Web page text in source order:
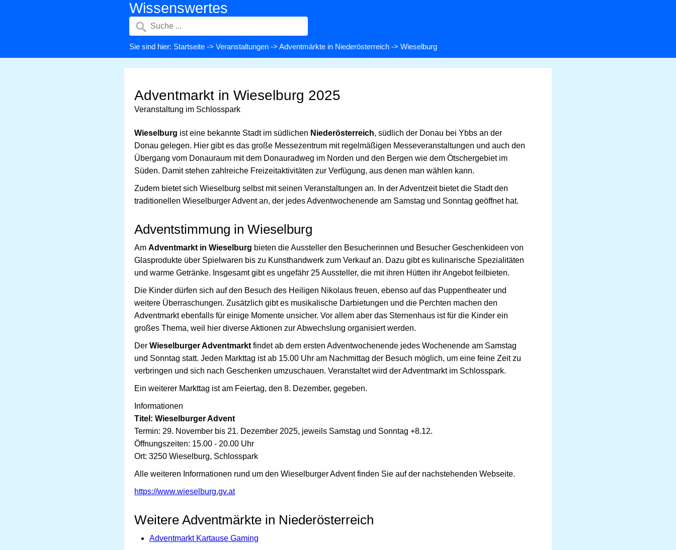
Wissenswertes
Sie sind hier: Startseite -> Veranstaltungen -> Adventmärkte in Niederösterreich -> Wieselburg
Adventmarkt in Wieselburg 2025
Veranstaltung im Schlosspark
Wieselburg ist eine bekannte Stadt im südlichen Niederösterreich, südlich der Donau bei Ybbs an der
Donau gelegen. Hier gibt es das große Messezentrum mit regelmäßigen Messeveranstaltungen und auch den
Übergang vom Donauraum mit dem Donauradweg im Norden und den Bergen wie dem Ötschergebiet im
Süden. Damit stehen zahlreiche Freizeitaktivitäten zur Verfügung, aus denen man wählen kann.
Zudem bietet sich Wieselburg selbst mit seinen Veranstaltungen an. In der Adventzeit bietet die Stadt den
traditionellen Wieselburger Advent an, der jedes Adventwochenende am Samstag und Sonntag geöffnet hat.
Adventstimmung in Wieselburg
Am Adventmarkt in Wieselburg bieten die Aussteller den Besucherinnen und Besucher Geschenkideen von
Glasprodukte über Spielwaren bis zu Kunsthandwerk zum Verkauf an. Dazu gibt es kulinarische Spezialitäten
und warme Getränke. Insgesamt gibt es ungefähr 25 Aussteller, die mit ihren Hütten ihr Angebot feilbieten.
Die Kinder dürfen sich auf den Besuch des Heiligen Nikolaus freuen, ebenso auf das Puppentheater und
weitere Überraschungen. Zusätzlich gibt es musikalische Darbietungen und die Perchten machen den
Adventmarkt ebenfalls für einige Momente unsicher. Vor allem aber das Sternenhaus ist für die Kinder ein
großes Thema, weil hier diverse Aktionen zur Abwechslung organisiert werden.
Der Wieselburger Adventmarkt findet ab dem ersten Adventwochenende jedes Wochenende am Samstag
und Sonntag statt. Jeden Markttag ist ab 15.00 Uhr am Nachmittag der Besuch möglich, um eine feine Zeit zu
verbringen und sich nach Geschenken umzuschauen. Veranstaltet wird der Adventmarkt im Schlosspark.
Ein weiterer Markttag ist am Feiertag, den 8. Dezember, gegeben.
Informationen
Titel: Wieselburger Advent
Termin: 29. November bis 21. Dezember 2025, jeweils Samstag und Sonntag +8.12.
Öffnungszeiten: 15.00 - 20.00 Uhr
Ort: 3250 Wieselburg, Schlosspark
Alle weiteren Informationen rund um den Wieselburger Advent finden Sie auf der nachstehenden Webseite.
https://www.wieselburg.gv.at
Weitere Adventmärkte in Niederösterreich
Adventmarkt Kartause Gaming